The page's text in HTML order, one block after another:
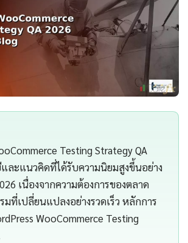
Testing Strategy QA
และแนวคิดที่ได้รับความนิยมสูงขึ้นอย่าง
เนื่องจากความต้องการของตลาด
ที่เปลี่ยนแปลงอย่างรวดเร็ว หลักการ
WooCommerce Testing